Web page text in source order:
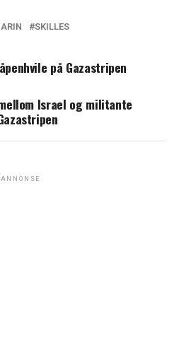
SKILLES
på Gazastripen
Israel og militante
ANNONSE